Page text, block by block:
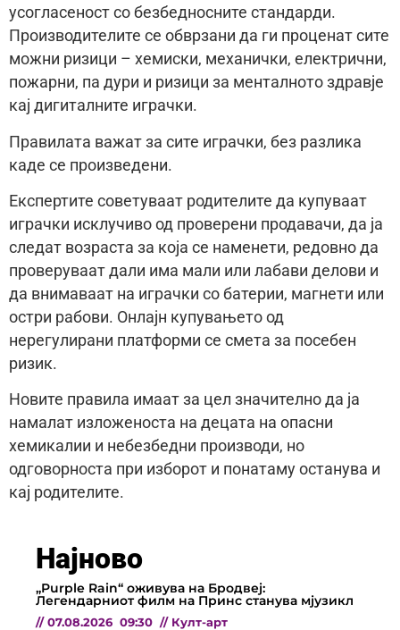
усогласеност со безбедносните стандарди.
Производителите се обврзани да ги проценат сите
можни ризици – хемиски, механички, електрични,
пожарни, па дури и ризици за менталното здравје
кај дигиталните играчки.
Правилата важат за сите играчки, без разлика
каде се произведени.
Експертите советуваат родителите да купуваат
играчки исклучиво од проверени продавачи, да ја
следат возраста за која се наменети, редовно да
проверуваат дали има мали или лабави делови и
да внимаваат на играчки со батерии, магнети или
остри рабови. Онлајн купувањето од
нерегулирани платформи се смета за посебен
ризик.
Новите правила имаат за цел значително да ја
намалат изложеноста на децата на опасни
хемикалии и небезбедни производи, но
одговорноста при изборот и понатаму останува и
кај родителите.
Најново
„Purple Rain“ оживува на Бродвеј:
Легендарниот филм на Принс станува мјузикл
// 07.08.2026 09:30 // Култ-арт